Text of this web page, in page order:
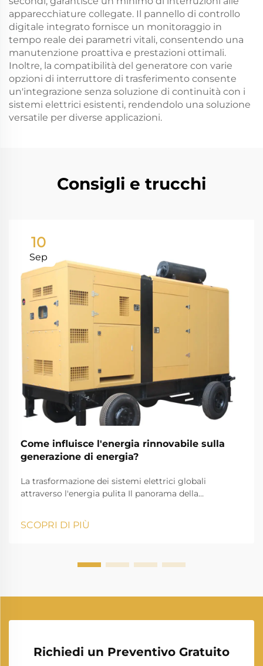
apparecchiature collegate. Il pannello di controllo
digitale integrato fornisce un monitoraggio in
tempo reale dei parametri vitali, consentendo una
manutenzione proattiva e prestazioni ottimali.
Inoltre, la compatibilità del generatore con varie
opzioni di interruttore di trasferimento consente
un'integrazione senza soluzione di continuità con i
sistemi elettrici esistenti, rendendolo una soluzione
versatile per diverse applicazioni.
Consigli e trucchi
10
Sep
Come influisce l'energia rinnovabile sulla
generazione di energia?
La trasformazione dei sistemi elettrici globali
attraverso l'energia pulita Il panorama della
trasformazione notevole, poiché le fonti di energia
rinnovabile stanno ridefinendo il modo in cui
SCOPRI DI PIÙ
Richiedi un Preventivo Gratuito